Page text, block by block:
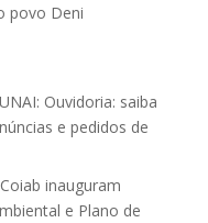
povo Deni
Ouvidoria: saiba
e pedidos de
inauguram
e Plano de